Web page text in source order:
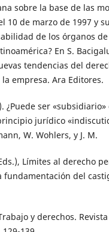
sobre la base de las
10 de marzo de 1997 y
de los órganos
En S.
tendencias del
empresa. Ara Editores.
¿Puede ser
jurídico
W. Wohlers, y J. M.
Límites al derecho
fundamentación del
y derechos.